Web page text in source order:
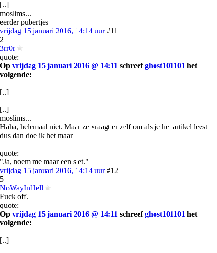
[..]
moslims...
eerder pubertjes
vrijdag 15 januari 2016, 14:14 uur #11
2
3rr0r
quote:
Op vrijdag 15 januari 2016 @ 14:11 schreefghost101101 het
volgende:
[..]
[..]
moslims...
Haha, helemaal niet. Maar ze vraagt er zelf om als je het artikel leest
dus dan doe ik het maar
quote:
"Ja, noem me maar een slet."
vrijdag 15 januari 2016, 14:14 uur #12
5
NoWayInHell
Fuck off.
quote:
Op vrijdag 15 januari 2016 @ 14:11 schreefghost101101 het
volgende:
[..]